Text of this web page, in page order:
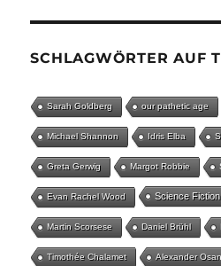
SCHLAGWÖRTER AUF
Sarah Goldberg our pathetic age
Michael Shannon Idris Elba
Greta Gerwig Margot Robbie
Evan Rachel Wood Science Fiction
Martin Scorsese Daniel Brühl
Timothée Chalamet Alexander